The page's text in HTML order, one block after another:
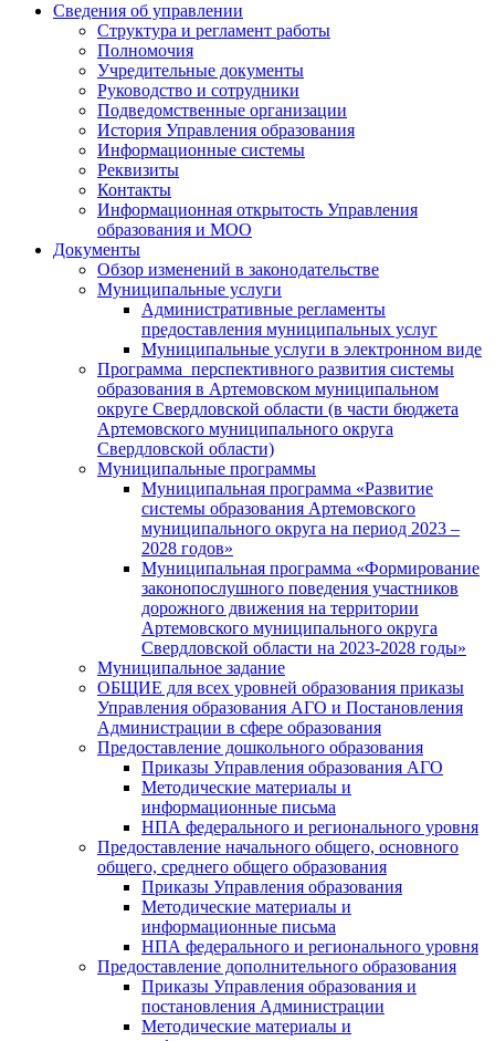
Сведения об управлении
Структура и регламент работы
Полномочия
Учредительные документы
Руководство и сотрудники
Подведомственные организации
История Управления образования
Информационные системы
Реквизиты
Контакты
Информационная открытость Управления
образования и МОО
Документы
Обзор изменений в законодательстве
Муниципальные услуги
Административные регламенты
предоставления муниципальных услуг
Муниципальные услуги в электронном виде
Программа перспективного развития системы
образования в Артемовском муниципальном
округе Свердловской области (в части бюджета
Артемовского муниципального округа
Свердловской области)
Муниципальные программы
Муниципальная программа «Развитие
системы образования Артемовского
муниципального округа на период 2023 –
2028 годов»
Муниципальная программа «Формирование
законопослушного поведения участников
дорожного движения на территории
Артемовского муниципального округа
Свердловской области на 2023-2028 годы»
Муниципальное задание
ОБЩИЕ для всех уровней образования приказы
Управления образования АГО и Постановления
Администрации в сфере образования
Предоставление дошкольного образования
Приказы Управления образования АГО
Методические материалы и
информационные письма
НПА федерального и регионального уровня
Предоставление начального общего, основного
общего, среднего общего образования
Приказы Управления образования
Методические материалы и
информационные письма
НПА федерального и регионального уровня
Предоставление дополнительного образования
Приказы Управления образования и
постановления Администрации
Методические материалы и